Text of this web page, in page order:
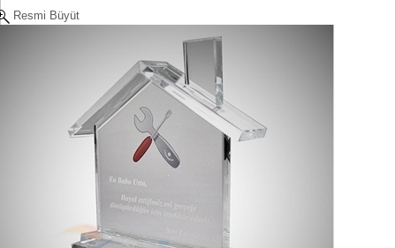
Resmi Büyüt